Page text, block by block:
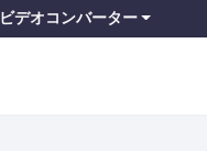
ビデオコンバーター